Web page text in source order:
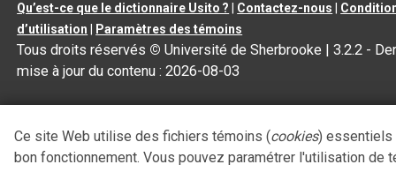
Qu’est-ce que le dictionnaire Usito ? Contactez-nous
d’utilisation
Paramètres des témoins
Tous droits réservés © Université de Sherbrooke |3.2.2 -
mise à jour du contenu :2026-08-03
Ce site Web utilise des fichiers témoins (cookies) essentiels
bon fonctionnement. Vous pouvez paramétrer l'utilisation de